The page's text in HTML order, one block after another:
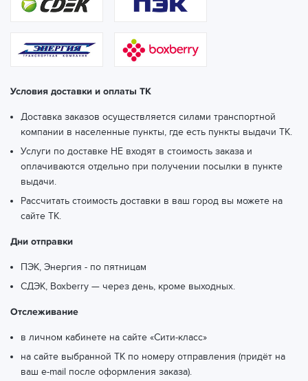
Условия доставки и оплаты ТК
Доставка заказов осуществляется силами транспортной
компании в населенные пункты, где есть пункты выдачи ТК.
Услуги по доставке НЕ входят в стоимость заказа и
оплачиваются отдельно при получении посылки в пункте
выдачи.
Рассчитать стоимость доставки в ваш город вы можете на
сайте ТК.
Дни отправки
ПЭК, Энергия - по пятницам
СДЭК, Boxberry — через день, кроме выходных.
Отслеживание
в личном кабинете на сайте «Сити-класс»
на сайте выбранной ТК по номеру отправления (придёт на
ваш e-mail после оформления заказа).